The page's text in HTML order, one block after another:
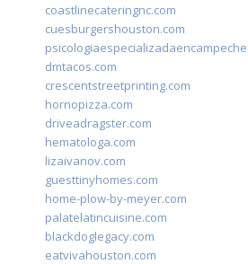
coastlinecateringnc.com
cuesburgershouston.com
dmtacos.com
crescentstreetprinting.com
hornopizza.com
driveadragster.com
hematologa.com
lizaivanov.com
guesttinyhomes.com
home-plow-by-meyer.com
palatelatincuisine.com
blackdoglegacy.com
eatvivahouston.com